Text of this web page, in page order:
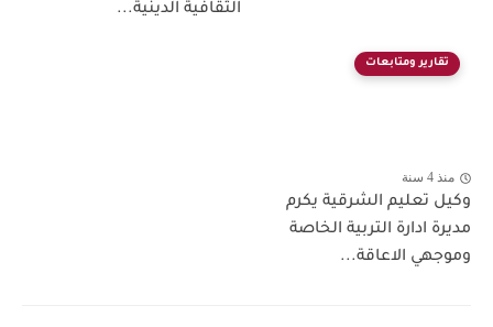
الثقافية الدينية...
تقارير ومتابعات
منذ 4 سنة
وكيل تعليم الشرقية يكرم
مديرة ادارة التربية الخاصة
وموجهي الاعاقة...